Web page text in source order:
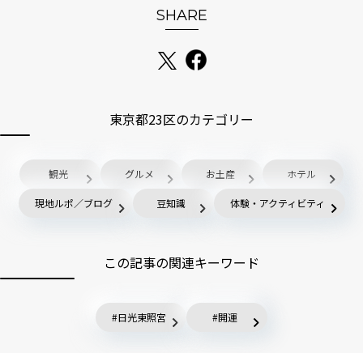
SHARE
東京都23区のカテゴリー
観光 グルメ お土産 ホテル
現地ルポ／ブログ 豆知識 体験・アクティビティ
この記事の関連キーワード
日光東照宮 開運